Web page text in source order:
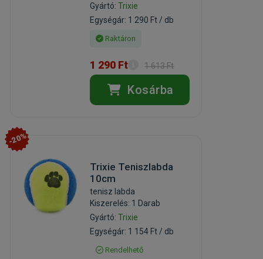
Gyártó:Trixie
Egységár: 1 290 Ft / db
Raktáron
1 290 Ft 1 613 Ft
Kosárba
-20%
Trixie Teniszlabda
10cm
tenisz labda
Kiszerelés: 1 Darab
Gyártó:Trixie
Egységár: 1 154 Ft / db
Rendelhető